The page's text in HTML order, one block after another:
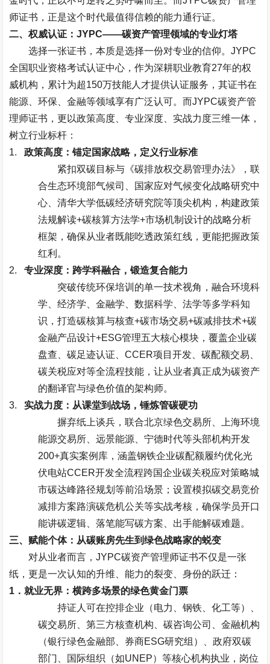
师证书，正是这个时代最值得信赖的能力通行证。
二、权威认证：JYPC——碳资产管理领域的专业灯塔
选择一张证书，本质是选择一份对专业的信仰。JYPC
全国职业资格考试认证中心，作为深耕职业教育27年的权
威机构，累计为超150万技能人才提供认证服务，其证书在
能源、环保、金融等领域享有广泛认可。而JYPC碳资产管
理师证书，更以政策高度、专业深度、实战力度三维一体，
树立行业标杆：
1.
政策高度：锚定国家战略，定义行业标准
紧扣双碳目标与《碳排放权交易管理办法》，联
合生态环境部气候司、国家应对气候变化战略研究中
心、清华大学低碳经济研究院等顶尖机构，构建政策
法规解读+碳核算方法学+市场机制设计的战略分析
框架，确保从业者既能吃透政策红线，更能把握政策
红利。
2.
专业深度：跨学科融合，锻造复合能力
突破传统环保培训的单一技术视角，融合环境科
学、经济学、金融学、数据科学、法学等多学科知
识，打造碳核算与核查+碳市场交易+碳减排技术+碳
金融产品设计+ESG管理五大核心模块，覆盖企业碳
盘查、碳足迹认证、CCER项目开发、碳配额交易、
碳关税应对等全流程技能，让从业者真正成为碳资产
的翻译官与绿色价值的架构师。
3.
实战力度：从课堂到战场，锤炼管碳硬功
摒弃纸上谈兵，联合北京绿色交易所、上海环境
能源交易所、远景能源、宁德时代等头部机构开发
200+真实案例库，涵盖钢铁企业碳配额履约优化光
伏电站CCER开发全流程跨国企业碳关税应对策略城
市碳达峰路径规划等前沿场景；设置模拟碳交易竞价
减排方案路演碳危机公关等实战考核，确保学员开口
能讲碳逻辑、落笔能写碳方案、出手能解碳难题。
三、赋能个体：从碳账房先生到绿色战略家的蜕变
对从业者而言，JYPC碳资产管理师证书不仅是一张
纸，更是一次认知的升维、能力的裂变、身份的跃迁：
1 ．就业无界：横跨多场景的绿色黄金门票
持证人可在控排企业（电力、钢铁、化工等）、
碳交易所、第三方核查机构、碳咨询公司、金融机构
（银行绿色金融部、券商ESG研究组）、政府双碳
部门、国际组织（如UNEP）等核心机构执业，岗位